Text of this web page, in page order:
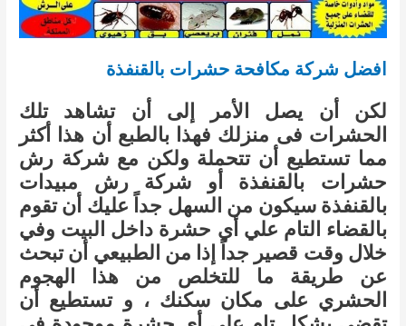
افضل شركة مكافحة حشرات بالقنفذة
لكن أن يصل الأمر إلى أن تشاهد تلك
الحشرات فى منزلك فهذا بالطبع أن هذا أكثر
مما تستطيع أن تتحملة ولكن مع شركة رش
حشرات بالقنفذة أو شركة رش مبيدات
بالقنفذة سيكون من السهل جداً عليك أن تقوم
بالقضاء التام علي أي حشرة داخل البيت وفي
خلال وقت قصير جداً إذا من الطبيعي أن تبحث
عن طريقة ما للتخلص من هذا الهجوم
الحشري على مكان سكنك ، و تستطيع أن